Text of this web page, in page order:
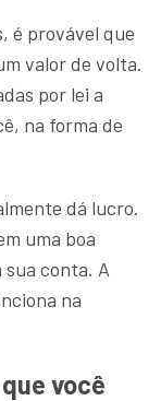
é provável que
valor de volta.
por lei a
na forma de
dá lucro.
uma boa
conta. A
na
você